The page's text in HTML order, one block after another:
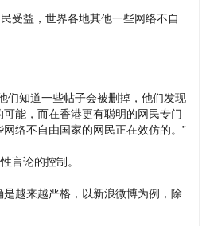
受益，世界各地其他一些网络不自
们知道一些帖子会被删掉，他们发现
能，而在香港更有聪明的网民专门
络不自由国家的网民正在效仿的。”
言论的控制。
越来越严格，以新浪微博为例，除